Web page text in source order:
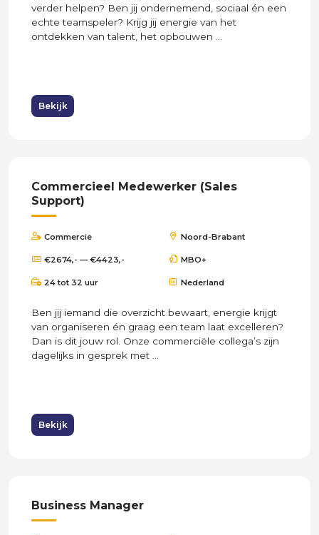
verder helpen? Ben jij ondernemend, sociaal én een
echte teamspeler? Krijg jij energie van het
ontdekken van talent, het opbouwen ...
Bekijk
Commercieel Medewerker (Sales
Support)
Commercie Noord-Brabant
€2674,- — €4423,- MBO+
24 tot 32 uur Nederland
Ben jij iemand die overzicht bewaart, energie krijgt
van organiseren én graag een team laat excelleren?
Dan is dit jouw rol. Onze commerciële collega’s zijn
dagelijks in gesprek met ...
Bekijk
Business Manager